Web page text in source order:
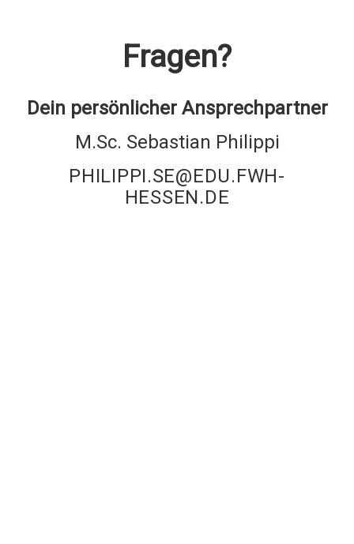
Fragen?
Dein persönlicher Ansprechpartner
M.Sc. Sebastian Philippi
PHILIPPI.SE@EDU.FWH-
HESSEN.DE